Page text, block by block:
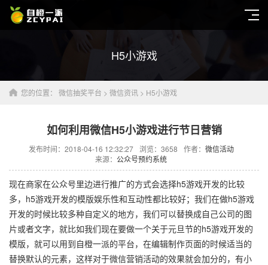
H5小游戏
您的位置： 微信抽奖平台 > 微信资讯 > H5小游戏
如何利用微信H5小游戏进行节日营销
发布时间：2018-04-16 12:32:27 浏览： 3658 作者： 微信活动
来源： 公众号预约系统
现在商家在公众号里边进行推广的方式会选择h5游戏开发的比较
多，h5游戏开发的模版娱乐性和互动性都比较好；我们在做h5游戏
开发的时候比较多种自定义的地方，我们可以替换成自己公司的图
片或者文字，就比如我们现在要做一个关于元旦节的h5游戏开发的
模版，就可以用到自橙一派的平台，在编辑制作页面的时候适当的
替换默认的元素，这样对于微信营销活动的效果就会加分的，有小